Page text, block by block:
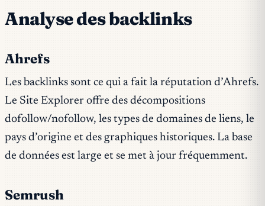
Analyse des backlinks
Ahrefs
Les backlinks sont ce qui a fait la réputation d’Ahrefs.
Le Site Explorer offre des décompositions
dofollow/nofollow, les types de domaines de liens, le
pays d’origine et des graphiques historiques. La base
de données est large et se met à jour fréquemment.
Semrush